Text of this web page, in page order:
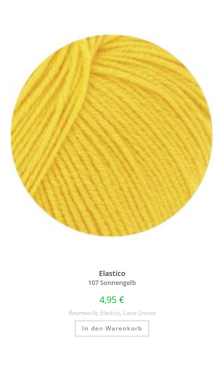
Elastico
107 Sonnengelb
4,95 €
Baumwolle, Elastico, Lana Grossa
In den Warenkorb